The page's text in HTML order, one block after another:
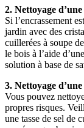
2. Nettoyage
Si l’encrassement
jardin avec des
cuillerées à soupe
le bois à l’aide
solution à base de
3. Nettoyage
Vous pouvez
propres risques.
une tasse de sel de